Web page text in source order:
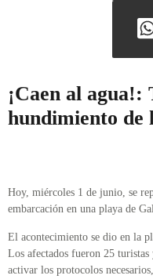
¡Caen al
hundimiento de
Hoy, miércoles 1 de junio, se
embarcación en una playa de
El acontecimiento se dio en la
Los afectados fueron 25
activar los protocolos